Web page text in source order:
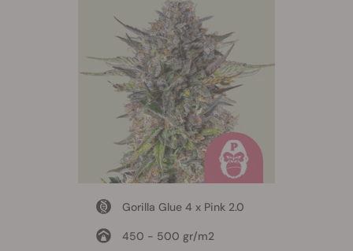
Gorilla Glue 4 x Pink 2.0
450 - 500 gr/m2